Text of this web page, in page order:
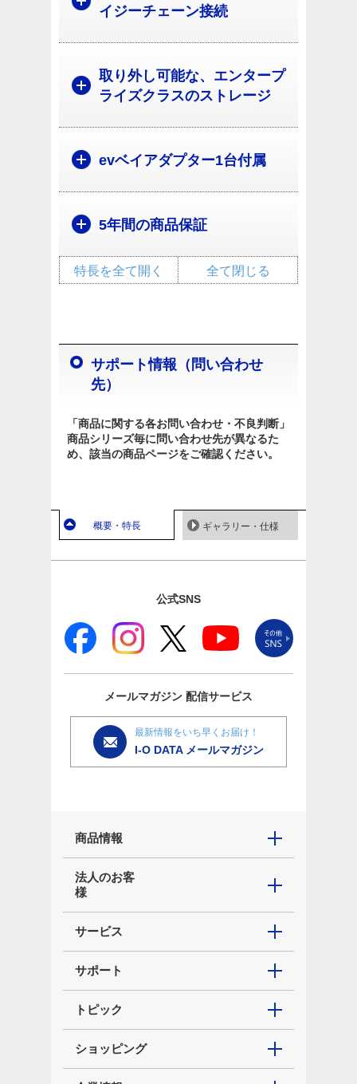
イジーチェーン接続
取り外し可能な、エンタープ
ライズクラスのストレージ
evベイアダプター1台付属
5年間の商品保証
全て閉じる
特長を全て開く
サポート情報（問い合わせ
先）
「商品に関する各お問い合わせ・不良判断」
商品シリーズ毎に問い合わせ先が異なるた
め、該当の商品ページをご確認ください。
概要・特長 ギャラリー・仕様
公式SNS
メールマガジン 配信サービス
最新情報をいち早くお届け！
I-O DATA メールマガジン
商品情報
法人のお客
様
サービス
サポート
トピック
ショッピング